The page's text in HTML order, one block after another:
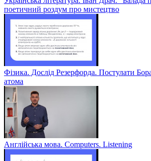
поетичний роздум про мистецтво
Фізика. Дослід Резерфорда. Постулати
атома
Англійська мова. Computers. Listening